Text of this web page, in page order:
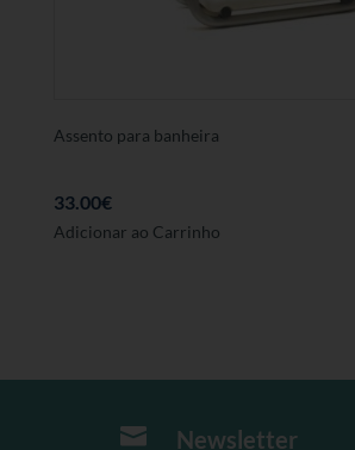
Assento para banheira
33.00€
Adicionar ao Carrinho
 Newsletter